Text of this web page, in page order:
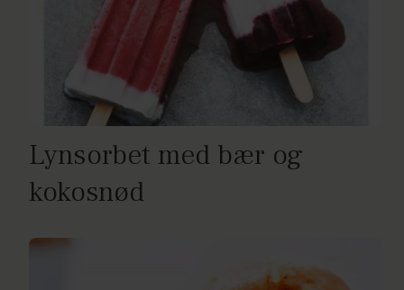
Lynsorbet med bær og
kokosnød